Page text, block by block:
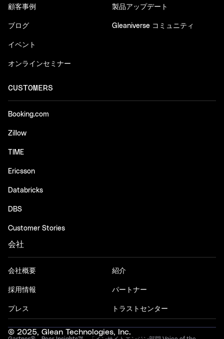
顧客事例
ブログ
イベント
オンラインセミナー
製品アップデート
Gleaniverse コミュニティ
CUSTOMERS
Booking.com
Zillow
TIME
Ericsson
Databricks
DBS
Customer Stories
会社
会社概要
採用情報
プレス
紹介
パートナー
トラストセンター
© 2025, Glean Technologies, Inc.